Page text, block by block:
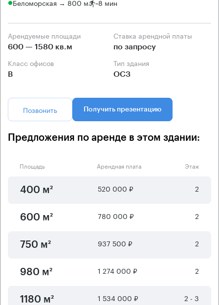
Беломорская → 800 м ~8 мин
Арендуемые площади
600 — 1580 кв.м
Ставка арендной платы
по запросу
Класс офисов
B
Тип здания
ОСЗ
Позвонить Получить презентацию
Предложения по аренде в этом здании:
Площадь Арендная плата Этаж
400 м² 520 000 ₽ 2
600 м² 780 000 ₽ 2
750 м² 937 500 ₽ 2
980 м² 1 274 000 ₽ 2
1180 м² 1 534 000 ₽ 2 - 3